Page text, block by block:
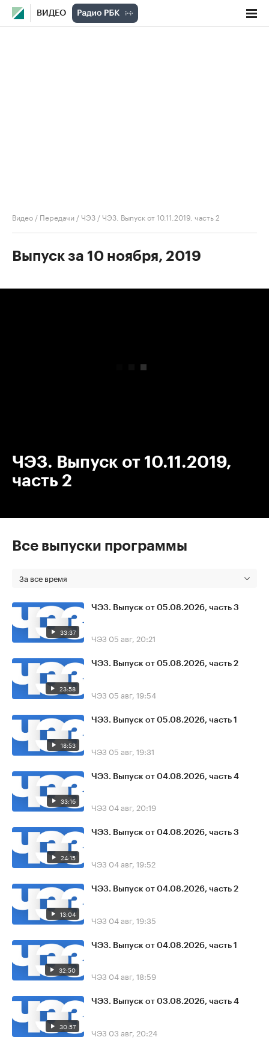
ВИДЕО
Видео / Передачи /ЧЭЗ /ЧЭЗ. Выпуск от 10.11.2019, часть 2
Выпуск за 10 ноября, 2019
ЧЭЗ. Выпуск от 10.11.2019,
часть 2
Все выпуски программы
За все время
33:37
ЧЭЗ. Выпуск от 05.08.2026, часть 3
ЧЭЗ 05 авг, 20:21
23:58
ЧЭЗ. Выпуск от 05.08.2026, часть 2
ЧЭЗ 05 авг, 19:54
18:53
ЧЭЗ. Выпуск от 05.08.2026, часть 1
ЧЭЗ 05 авг, 19:31
33:16
ЧЭЗ. Выпуск от 04.08.2026, часть 4
ЧЭЗ 04 авг, 20:19
24:15
ЧЭЗ. Выпуск от 04.08.2026, часть 3
ЧЭЗ 04 авг, 19:52
13:04
ЧЭЗ. Выпуск от 04.08.2026, часть 2
ЧЭЗ 04 авг, 19:35
32:50
ЧЭЗ. Выпуск от 04.08.2026, часть 1
ЧЭЗ 04 авг, 18:59
30:57
ЧЭЗ. Выпуск от 03.08.2026, часть 4
ЧЭЗ 03 авг, 20:24